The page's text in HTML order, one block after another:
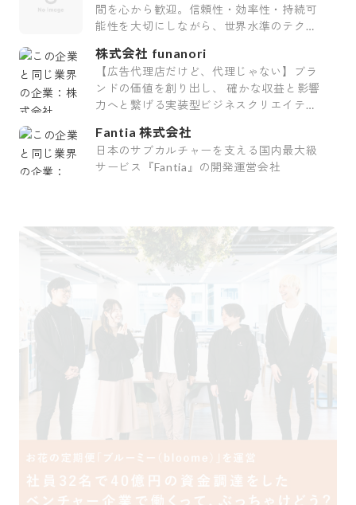
間を心から歓迎。信頼性・効率性・持続可
能性を大切にしながら、世界水準のテクノ
です。
株式会社 funanori
【広告代理店だけど、代理じゃない】ブラ
ンドの価値を創り出し、 確かな収益と影響
力へと繋げる実装型ビジネスクリエイティ
Fantia 株式会社
日本のサブカルチャーを支える国内最大級
サービス『Fantia』の開発運営会社